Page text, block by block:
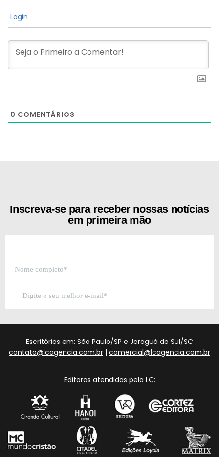
Login
0 COMENTÁRIOS
Inscreva-se para receber nossas notícias
em primeira mão
Escritórios em: São Paulo/SP e Jaraguá do Sul/SC
contato@lcagencia.com.br | comercial@lcagencia.com.br
Editoras atendidas pela LC: